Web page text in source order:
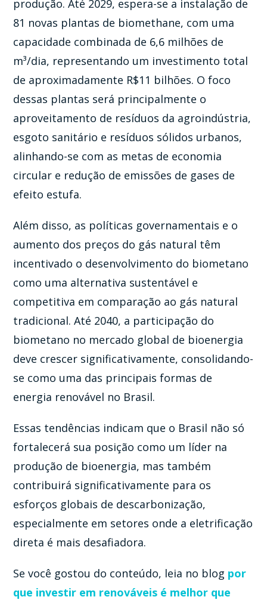
produção. Até 2029, espera-se a instalação de
81 novas plantas de biomethane, com uma
capacidade combinada de 6,6 milhões de
m³/dia, representando um investimento total
de aproximadamente R$11 bilhões. O foco
dessas plantas será principalmente o
aproveitamento de resíduos da agroindústria,
esgoto sanitário e resíduos sólidos urbanos,
alinhando-se com as metas de economia
circular e redução de emissões de gases de
efeito estufa.
Além disso, as políticas governamentais e o
aumento dos preços do gás natural têm
incentivado o desenvolvimento do biometano
como uma alternativa sustentável e
competitiva em comparação ao gás natural
tradicional. Até 2040, a participação do
biometano no mercado global de bioenergia
deve crescer significativamente, consolidando-
se como uma das principais formas de
energia renovável no Brasil.
Essas tendências indicam que o Brasil não só
fortalecerá sua posição como um líder na
produção de bioenergia, mas também
contribuirá significativamente para os
esforços globais de descarbonização,
especialmente em setores onde a eletrificação
direta é mais desafiadora.
Se você gostou do conteúdo, leia no blog por
que investir em renováveis é melhor que